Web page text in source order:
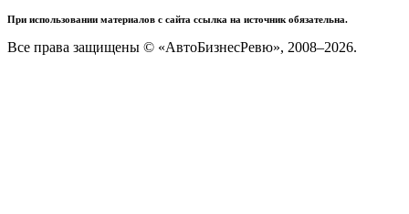
При использовании материалов с сайта ссылка на источник обязательна.
Все права защищены © «АвтоБизнесРевю», 2008–2026.